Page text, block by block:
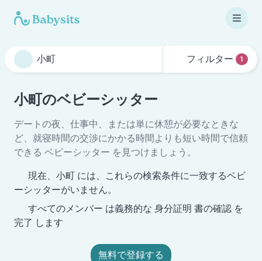
フィルター 1
小町のベビーシッター
デートの夜、仕事中、または単に休憩が必要なときな
ど、就寝時間の交渉にかかる時間よりも短い時間で信頼
できる ベビーシッター を見つけましょう。
現在、小町 には、これらの検索条件に一致するベビ
ーシッターがいません。
すべてのメンバー は義務的な 身分証明 書の確認 を
完了 します
無料で登録する